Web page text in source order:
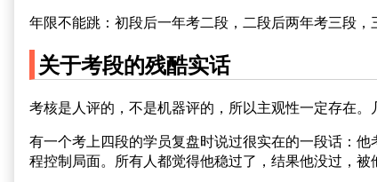
年限不能跳：初段后一年考二段，二段后两年考三段
关于考段的残酷实话
考核是人评的，不是机器评的，所以主观性一定存在。
有一个考上四段的学员复盘时说过很实在的一段话：
程控制局面。所有人都觉得他稳过了，结果他没过，